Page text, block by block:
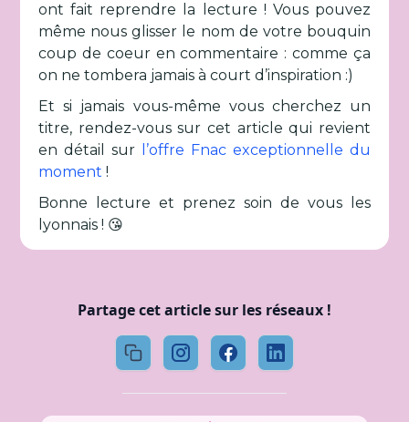
ont fait reprendre la lecture ! Vous pouvez
même nous glisser le nom de votre bouquin
coup de coeur en commentaire : comme ça
on ne tombera jamais à court d’inspiration :)
Et si jamais vous-même vous cherchez un
titre, rendez-vous sur cet article qui revient
en détail sur
l’offre Fnac exceptionnelle du
moment !
Bonne lecture et prenez soin de vous les
lyonnais ! 😘
Partage cet article sur les réseaux !